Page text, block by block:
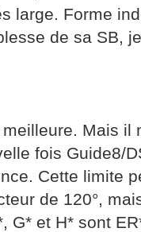
large. Forme
de sa SB,
Mais il
fois Guide8/
Cette limite
de 120°,
G* et H* sont